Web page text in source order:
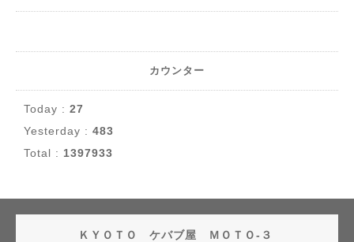
カウンター
Today : 27
Yesterday : 483
Total : 1397933
ＫＹＯＴＯ ケバブ屋 ＭＯＴＯ-３